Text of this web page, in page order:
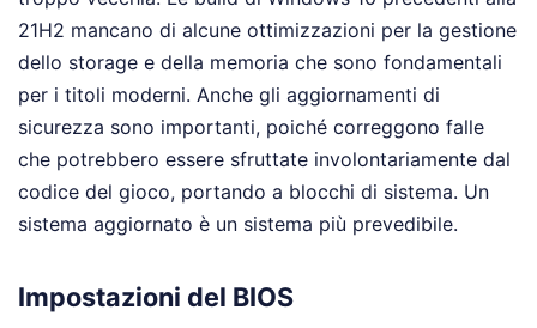
21H2 mancano di alcune ottimizzazioni per la gestione
dello storage e della memoria che sono fondamentali
per i titoli moderni. Anche gli aggiornamenti di
sicurezza sono importanti, poiché correggono falle
che potrebbero essere sfruttate involontariamente dal
codice del gioco, portando a blocchi di sistema. Un
sistema aggiornato è un sistema più prevedibile.
Impostazioni del BIOS